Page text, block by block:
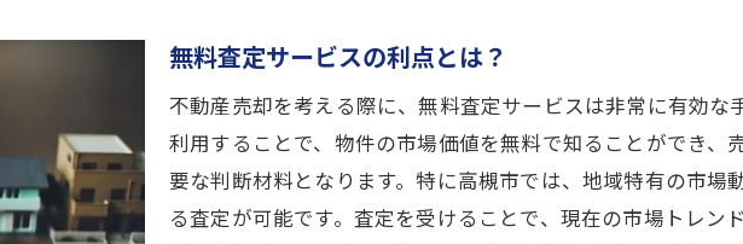
高槻市内での無料査定の流行
プロが提供する査定情報の活用法
無料査定で得る売却のヒント
査定後のアクションプラン
高槻市における不動産査定の最新動向
無料査定サービスの利点とは？
不動産売却を考える際に、無料査定サービスは非常に有効な
利用することで、物件の市場価値を無料で知ることができ、
要な判断材料となります。特に高槻市では、地域特有の市場
る査定が可能です。査定を受けることで、現在の市場トレン